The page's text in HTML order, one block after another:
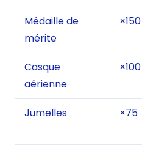
Médaille de
mérite
×150
Casque
aérienne
×100
Jumelles ×75